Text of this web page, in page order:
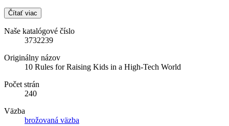
Čítať viac
Naše katalógové číslo
3732239
Originálny názov
10 Rules for Raising Kids in a High-Tech World
Počet strán
240
Väzba
brožovaná väzba